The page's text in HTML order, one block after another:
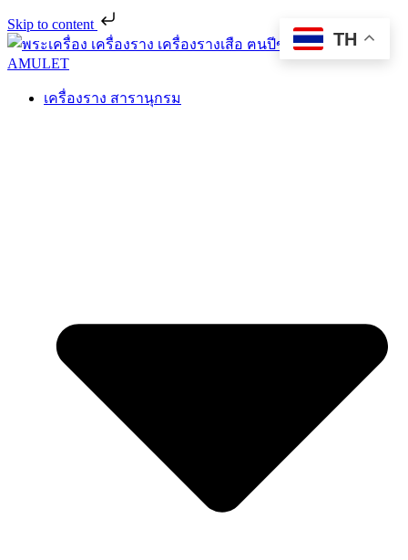
Skip to content
เครื่องราง สารานุกรม
TH